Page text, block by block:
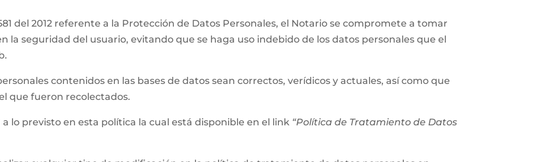
del 2012 referente a la Protección de Datos Personales, el Notario se compromete a tomar
la seguridad del usuario, evitando que se haga uso indebido de los datos personales que el
contenidos en las bases de datos sean correctos, verídicos y actuales, así como que
que fueron recolectados.
lo previsto en esta política la cual está disponible en el link “Política de Tratamiento de Datos